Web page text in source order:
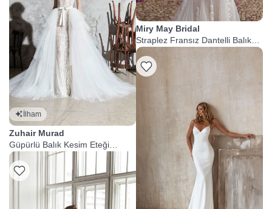
İlham
Zuhair Murad
Güpürlü Balık Kesim Eteği
Çıkabilen Gelinlik
Miry May Bridal
Straplez Fransız Dantelli Balık
Gelinlik